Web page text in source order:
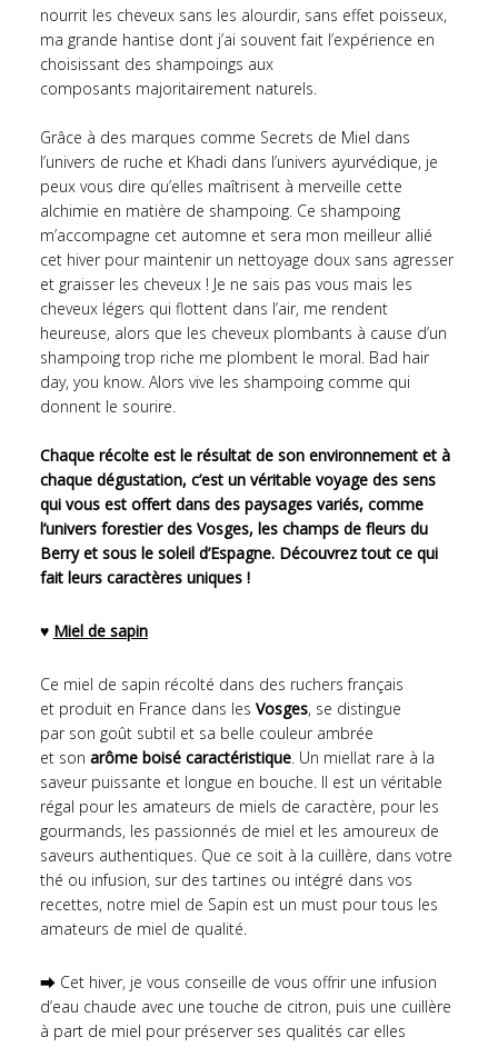
nourrit les cheveux sans les alourdir, sans effet poisseux,
ma grande hantise dont j’ai souvent fait l’expérience en
choisissant des shampoings aux
composants majoritairement naturels.
Grâce à des marques comme Secrets de Miel dans
l’univers de ruche et Khadi dans l’univers ayurvédique, je
peux vous dire qu’elles maîtrisent à merveille cette
alchimie en matière de shampoing. Ce shampoing
m’accompagne cet automne et sera mon meilleur allié
cet hiver pour maintenir un nettoyage doux sans agresser
et graisser les cheveux ! Je ne sais pas vous mais les
cheveux légers qui flottent dans l’air, me rendent
heureuse, alors que les cheveux plombants à cause d’un
shampoing trop riche me plombent le moral. Bad hair
day, you know. Alors vive les shampoing comme qui
donnent le sourire.
Chaque récolte est le résultat de son environnement et à
chaque dégustation, c’est un véritable voyage des sens
qui vous est offert dans des paysages variés, comme
l’univers forestier des Vosges, les champs de fleurs du
Berry et sous le soleil d’Espagne. Découvrez tout ce qui
fait leurs caractères uniques !
♥ Miel de sapin
Ce miel de sapin récolté dans des ruchers français
et produit en France dans les Vosges, se distingue
par son goût subtil et sa belle couleur ambrée
et son arôme boisé caractéristique. Un miellat rare à la
saveur puissante et longue en bouche. Il est un véritable
régal pour les amateurs de miels de caractère, pour les
gourmands, les passionnés de miel et les amoureux de
saveurs authentiques. Que ce soit à la cuillère, dans votre
thé ou infusion, sur des tartines ou intégré dans vos
recettes, notre miel de Sapin est un must pour tous les
amateurs de miel de qualité.
⮕ Cet hiver, je vous conseille de vous offrir une infusion
d’eau chaude avec une touche de citron, puis une cuillère
à part de miel pour préserver ses qualités car elles